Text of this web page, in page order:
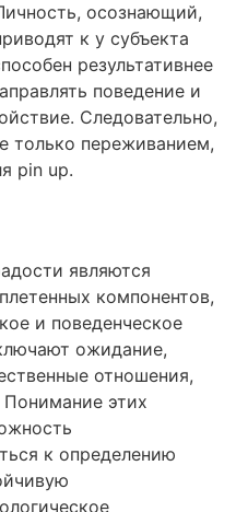
осознающий,
к у субъекта
результативнее
поведение и
Следовательно,
только переживанием,
pin up.
являются
компонентов,
и поведенческое
ожидание,
отношения,
Понимание этих
к определению